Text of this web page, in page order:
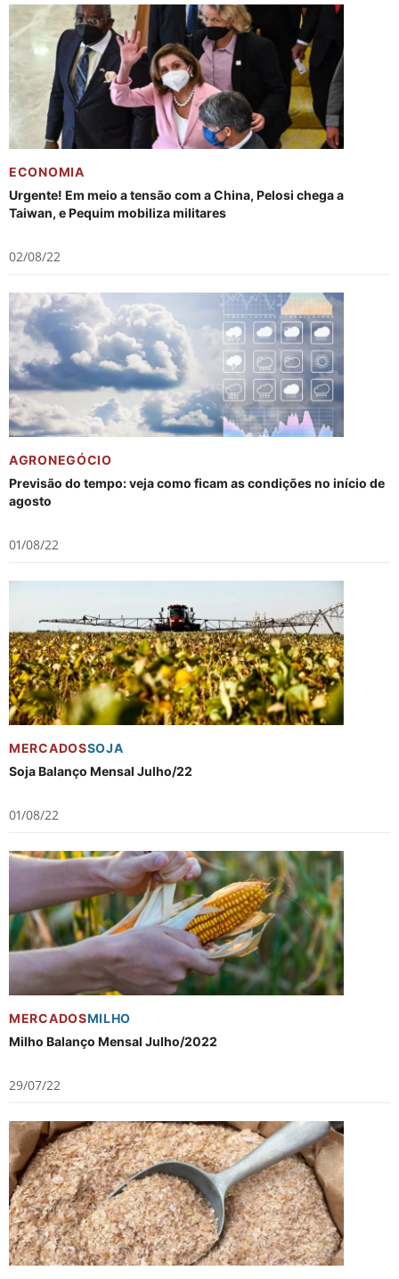
ECONOMIA
Urgente! Em meio a tensão com a China, Pelosi chega a
Taiwan, e Pequim mobiliza militares
02/08/22
AGRONEGÓCIO
Previsão do tempo: veja como ficam as condições no início de
agosto
01/08/22
MERCADOSSOJA
Soja Balanço Mensal Julho/22
01/08/22
MERCADOSMILHO
Milho Balanço Mensal Julho/2022
29/07/22